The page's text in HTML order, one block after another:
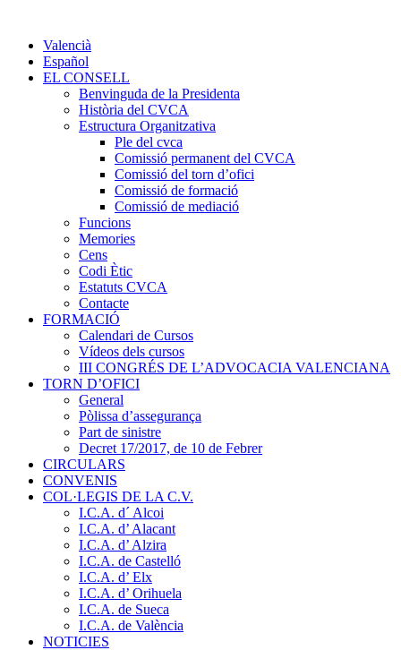
Valencià
Español
EL CONSELL
Benvinguda de la Presidenta
Història del CVCA
Estructura Organitzativa
Ple del cvca
Comissió permanent del CVCA
Comissió del torn d’ofici
Comissió de formació
Comissió de mediació
Funcions
Memories
Cens
Codi Ètic
Estatuts CVCA
Contacte
FORMACIÓ
Calendari de Cursos
Vídeos dels cursos
III CONGRÉS DE L’ADVOCACIA VALENCIANA
TORN D’OFICI
General
Pòlissa d’assegurança
Part de sinistre
Decret 17/2017, de 10 de Febrer
CIRCULARS
CONVENIS
COL·LEGIS DE LA C.V.
I.C.A. d´ Alcoi
I.C.A. d’ Alacant
I.C.A. d’ Alzira
I.C.A. de Castelló
I.C.A. d’ Elx
I.C.A. d’ Orihuela
I.C.A. de Sueca
I.C.A. de València
NOTICIES